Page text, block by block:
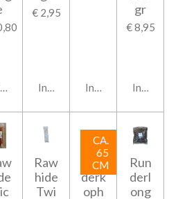
winkelwagen
€ 2,95
In winkelwagenIn winkelwagen
gr
€ 8,95
In
Raw
hide
Twi
CA.
65
CM
Run
derk
oph
Run
derl
ong